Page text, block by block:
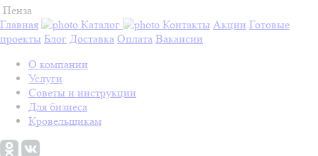
Пенза
Главная
Каталог Контакты Акции Готовые
проекты Блог Доставка Оплата Вакансии
О компании
Услуги
Советы и инструкции
Для бизнеса
Кровельщикам